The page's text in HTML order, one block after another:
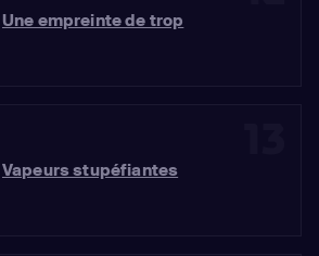
Une empreinte de trop
Vapeurs stupéfiantes